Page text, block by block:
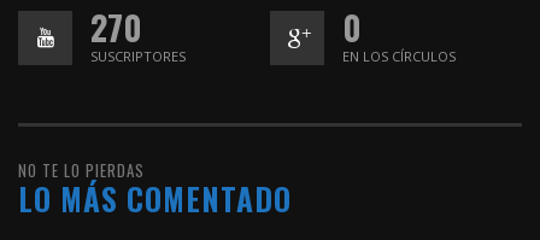
270
SUSCRIPTORES
0
EN LOS CÍRCULOS
NO TE LO PIERDAS
LO MÁS COMENTADO